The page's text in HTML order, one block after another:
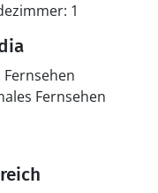
1
Fernsehen